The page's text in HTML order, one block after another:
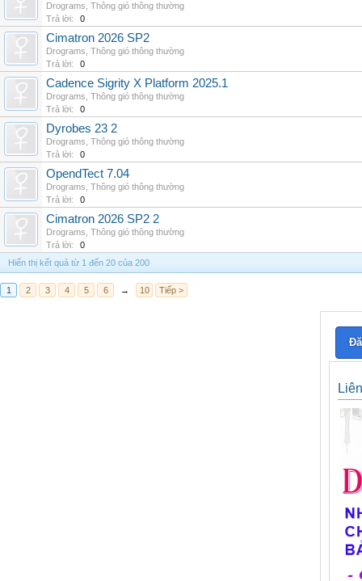
Drograms Thông gió thông thường
Trả lời:
0
Cimatron 2026 SP2
Drograms Thông gió thông thường
Trả lời:
0
Cadence Sigrity X Platform 2025.1
Drograms Thông gió thông thường
Trả lời:
0
Dyrobes 23 2
Drograms Thông gió thông thường
Trả lời:
0
OpendTect 7.04
Drograms Thông gió thông thường
Trả lời:
0
Cimatron 2026 SP2 2
Drograms Thông gió thông thường
Trả lời:
0
Hiển thị kết quả từ 1 đến 20 của 200
1 2 3 4 5 6 → 10 Tiếp >